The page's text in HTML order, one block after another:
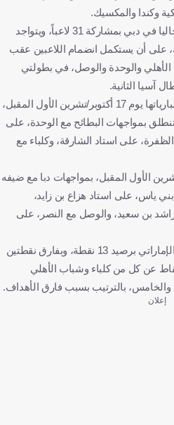
وكندا والمكسيك.
ويقيم المنتخب الإماراتي معسكرا حاليا في دبي بمشاركة 31 لاعباً، ويتواجد
على أن يستكمل انضمام اللاعبين عقب
الأهلي والوحدة والوصل، في بطولتي
آسيا الثانية.
ومن المقرر أن تستأنف المسابقة مبارياتها يوم 17 أكتوبر/تشرين الأول المقبل،
بمواجهات البطائح مع الوحدة، على
على استاد الشارقة، وكلباء مع
يوم 18 أكتوبر/تشرين الأول المقبل، بمواجهات دبا مع ضيفه
ياس، على استاد هزاع بن زايد،
بن سعيد، والوصل مع النصر، على
ويتصدر العين جدول ترتيب الدوري الإماراتي برصيد 13 نقطة، وبفارق نقطتين
في المركز الثاني، و3 نقاط عن كل من كلباء وشباب الأهلي
والخامس، بالترتيب بسبب فارق الأهداف.
إعلان